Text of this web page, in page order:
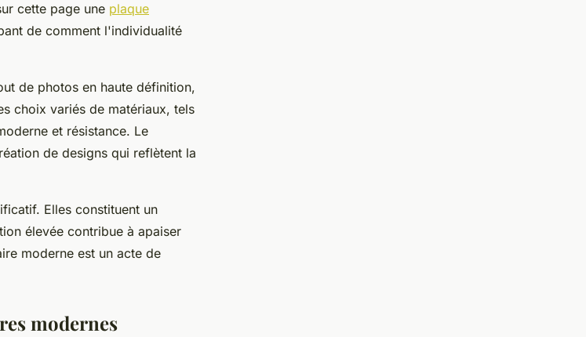
cette page une plaque
de comment l'individualité
de photos en haute définition,
choix variés de matériaux, tels
et résistance. Le
de designs qui reflètent la
Elles constituent un
élevée contribue à apaiser
moderne est un acte de
modernes